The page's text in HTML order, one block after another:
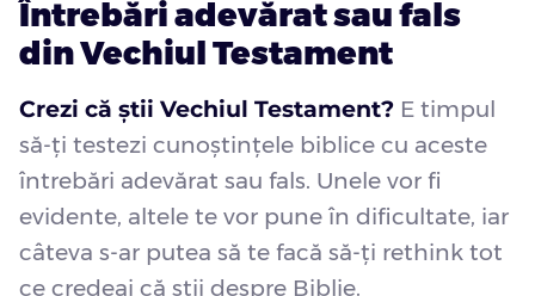
Întrebări adevărat sau fals
din Vechiul Testament
Crezi că știi Vechiul Testament? E timpul
să-ți testezi cunoștințele biblice cu aceste
întrebări adevărat sau fals. Unele vor fi
evidente, altele te vor pune în dificultate, iar
câteva s-ar putea să te facă să-ți rethink tot
ce credeai că știi despre Biblie.